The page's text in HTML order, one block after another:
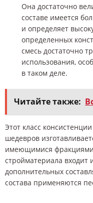
Она достаточно
составе имеется
и определяет
определенных
смесь достаточно
использования,
в таком деле.
Читайте также:
Этот класс
шедевров
имеющимися фракциями
стройматериала входит
дополнительных
состава применяются